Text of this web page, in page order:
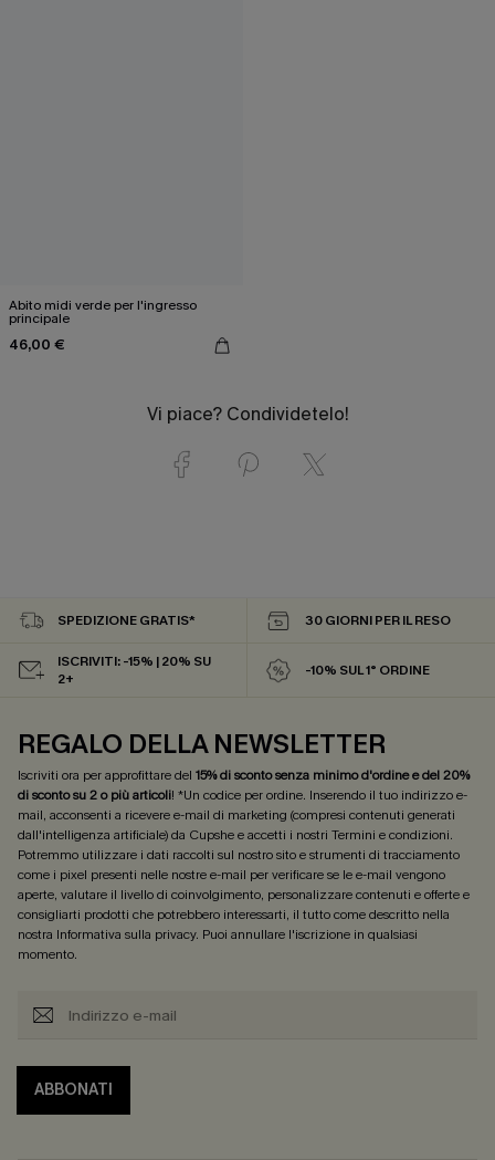
Abito midi verde per l'ingresso
principale
46,00 €
Vi piace? Condividetelo!
SPEDIZIONE GRATIS* 30 GIORNI PER IL RESO
ISCRIVITI: -15% | 20% SU
2+
-10% SUL 1° ORDINE
REGALO DELLA NEWSLETTER
Iscriviti ora per approfittare del 15% di sconto senza minimo d'ordine e del 20%
di sconto su 2 o più articoli! *Un codice per ordine. Inserendo il tuo indirizzo e-
mail, acconsenti a ricevere e-mail di marketing (compresi contenuti generati
dall'intelligenza artificiale) da Cupshe e accetti i nostri Termini e condizioni.
Potremmo utilizzare i dati raccolti sul nostro sito e strumenti di tracciamento
come i pixel presenti nelle nostre e-mail per verificare se le e-mail vengono
aperte, valutare il livello di coinvolgimento, personalizzare contenuti e offerte e
consigliarti prodotti che potrebbero interessarti, il tutto come descritto nella
nostra Informativa sulla privacy. Puoi annullare l'iscrizione in qualsiasi
momento.
ABBONATI